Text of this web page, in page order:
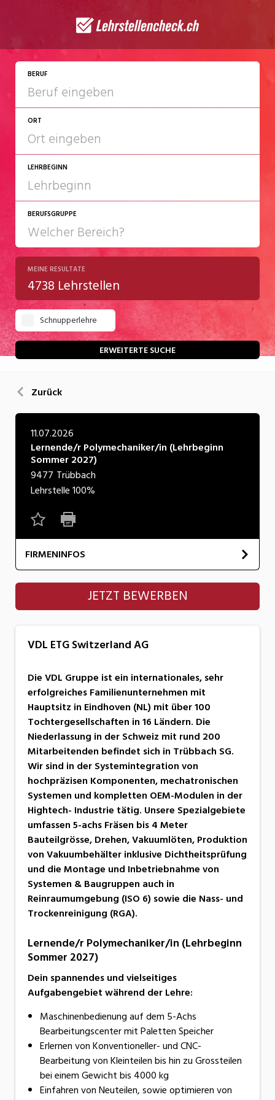
BERUF
ORT
LEHRBEGINN
2027
2028
BERUFSGRUPPE
Chemie/Pharma
Gastgewerbe
Gesundheit/Pflege/Soziales
Handwerk/Technik
Kultur
Natur
Verkehr/Logistik
Wirtschaft/Verwaltung
MEINE RESULTATE
4738 Lehrstellen
Schnupperlehre
ERWEITERTE SUCHE
Zurück
11.07.2026
Lernende/r Polymechaniker/in (Lehrbeginn
Sommer 2027)
9477 Trübbach
Lehrstelle100%
FIRMENINFOS
VDL ETG Switzerland AG
JETZT BEWERBEN
VDL ETG Switzerland AG
Die VDL Gruppe ist ein internationales, sehr
erfolgreiches Familienunternehmen mit
Hauptsitz in Eindhoven (NL) mit über 100
Tochtergesellschaften in 16 Ländern. Die
Niederlassung in der Schweiz mit rund 200
Mitarbeitenden befindet sich in Trübbach SG.
Wir sind in der Systemintegration von
hochpräzisen Komponenten, mechatronischen
Systemen und kompletten OEM-Modulen in der
Hightech- Industrie tätig. Unsere Spezialgebiete
umfassen 5-achs Fräsen bis 4 Meter
Bauteilgrösse, Drehen, Vakuumlöten, Produktion
von Vakuumbehälter inklusive Dichtheitsprüfung
und die Montage und Inbetriebnahme von
Systemen & Baugruppen auch in
Reinraumumgebung (ISO 6) sowie die Nass- und
Trockenreinigung (RGA).
Lernende/r Polymechaniker/in (Lehrbeginn
Sommer 2027)
Dein spannendes und vielseitiges
Aufgabengebiet während der Lehre:
Maschinenbedienung auf dem 5-Achs
Bearbeitungscenter mit Paletten Speicher
Erlernen von Konventioneller- und CNC-
Bearbeitung von Kleinteilen bis hin zu Grossteilen
bei einem Gewicht bis 4000 kg
Einfahren von Neuteilen, sowie optimieren von